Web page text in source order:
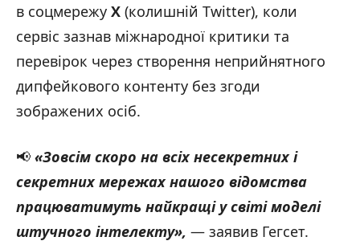
в соцмережу X (колишній Twitter), коли
сервіс зазнав міжнародної критики та
перевірок через створення неприйнятного
дипфейкового контенту без згоди
зображених осіб.
📢 «Зовсім скоро на всіх несекретних і
секретних мережах нашого відомства
працюватимуть найкращі у світі моделі
штучного інтелекту», — заявив Гегсет.